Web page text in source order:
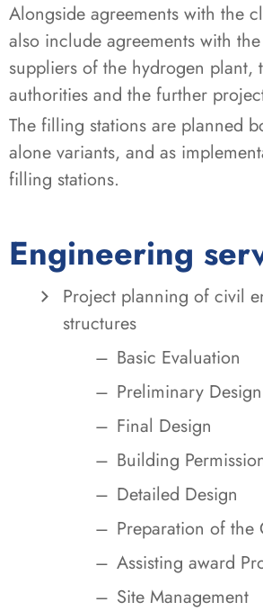
Alongside agreements with the
also include agreements with
suppliers of the hydrogen plant,
authorities and the further
The filling stations are planned
alone variants, and as
filling stations.
Engineering
Project planning of civil
structures
Basic Evaluation
Preliminary Design
Final Design
Building
Detailed Design
Preparation of the
Assisting award
Site Management